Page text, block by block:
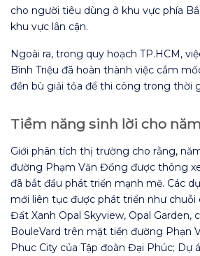
cho người tiêu dùng ở khu vực phía
khu vực lân cận.
Ngoài ra, trong quy hoạch TP.HCM,
Bình Triệu đã hoàn thành việc cắm
đền bù giải tỏa để thi công trong thời
Tiềm năng sinh lời cho năm
Giới phân tích thị trường cho rằng,
đường Phạm Văn Đồng được thông
đã bắt đầu phát triển mạnh mẽ. Các
mới liên tục được phát triển như chuỗi
Đất Xanh Opal Skyview, Opal Garden,
BouleVard trên mặt tiền đường Phạn
Phuc City của Tập đoàn Đại Phúc; Dự